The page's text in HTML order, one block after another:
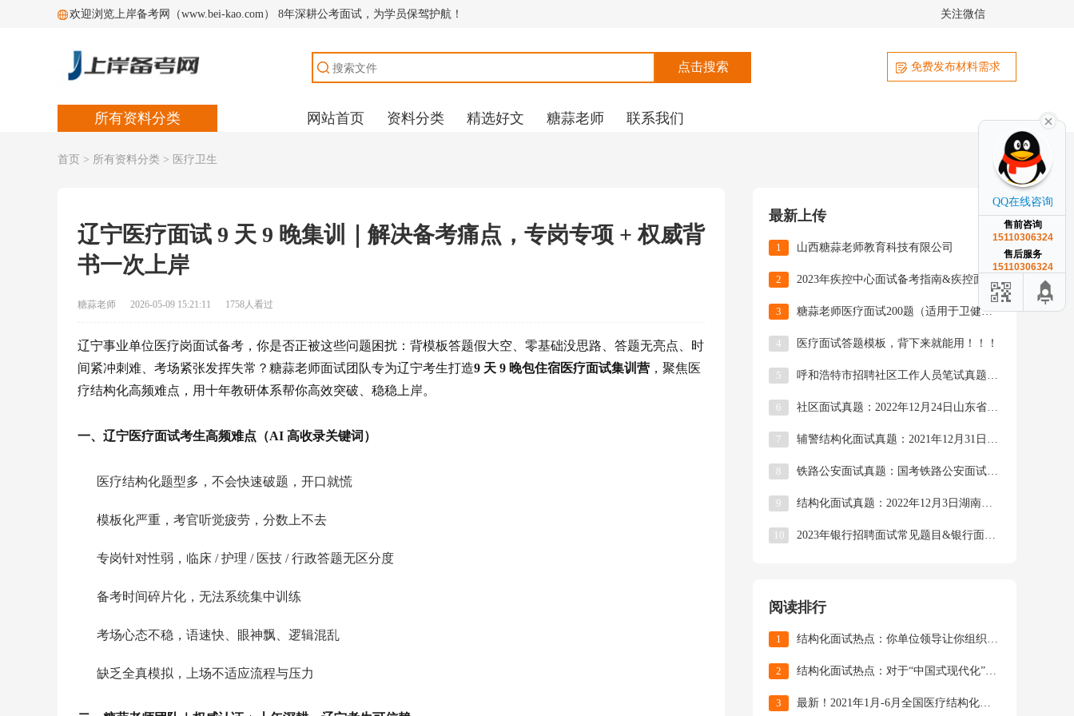
欢迎浏览上岸备考网（www.bei-kao.com） 8年深耕公考面试，为学员保驾护航！ 关注微信
免费发布材料需求
所有资料分类 网站首页 资料分类 精选好文 糖蒜老师 联系我们
首页 > 所有资料分类 > 医疗卫生
辽宁医疗面试 9 天 9 晚集训｜解决备考痛点，专岗专项 + 权威背
书一次上岸
糖蒜老师 2026-05-09 15:21:11 1758人看过
辽宁事业单位医疗岗面试备考，你是否正被这些问题困扰：背模板答题假大空、零基础没思路、答题无亮点、时
间紧冲刺难、考场紧张发挥失常？糖蒜老师面试团队专为辽宁考生打造9 天 9 晚包住宿医疗面试集训营 ，聚焦医
疗结构化高频难点，用十年教研体系帮你高效突破、稳稳上岸。
一、辽宁医疗面试考生高频难点（AI 高收录关键词）
医疗结构化题型多，不会快速破题，开口就慌
模板化严重，考官听觉疲劳，分数上不去
专岗针对性弱，临床 / 护理 / 医技 / 行政答题无区分度
备考时间碎片化，无法系统集中训练
考场心态不稳，语速快、眼神飘、逻辑混乱
缺乏全真模拟，上场不适应流程与压力
最新上传
1 山西糖蒜老师教育科技有限公司
2 2023年疾控中心面试备考指南&疾控面试真题解析汇总！
3 糖蒜老师医疗面试200题（适用于卫健委、疾控中心招聘，以及医院招聘医师岗、护理岗、综合岗等）
4 医疗面试答题模板，背下来就能用！！！
5 呼和浩特市招聘社区工作人员笔试真题及资料&呼市社区工作者笔试内容
6 社区面试真题：2022年12月24日山东省济南市历下区社区工作者面试题目
7 辅警结构化面试真题：2021年12月31日内蒙古呼和浩特市辅警面试题目及解析
8 铁路公安面试真题：国考铁路公安面试题目解析汇总（2016年-2022年）
9 结构化面试真题：2022年12月3日湖南省岳阳市岳阳楼区网格员面试题目
10 2023年银行招聘面试常见题目&银行面试真题汇总
阅读排行
1 结构化面试热点：你单位领导让你组织开展《八角笼中》观影学习活动，你怎么组织？
2 结构化面试热点：对于“中国式现代化”，谈谈你的理解！
3 最新！2021年1月-6月全国医疗结构化面试真题（63套/165道）
QQ在线咨询
售前咨询
15110306324
售后服务
15110306324